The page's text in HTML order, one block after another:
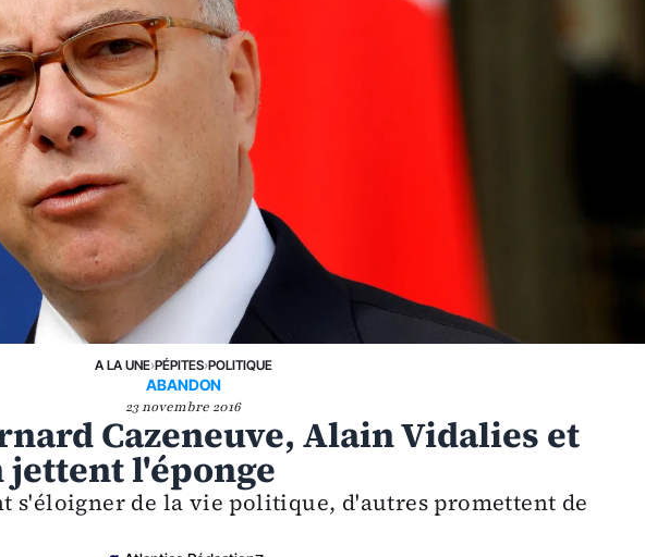
A LA UNE›PÉPITES›POLITIQUE
ABANDON
23 novembre 2016
Cazeneuve, Alain Vidalies et
l'éponge
s'éloigner de la vie politique, d'autres promettent de